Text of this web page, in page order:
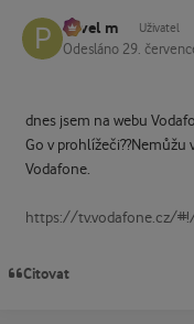
Pavel m Uživatel
Odesláno 29.
dnes jsem na webu
Go v
Vodafone.
https://tv.vodafone.cz/
Citovat